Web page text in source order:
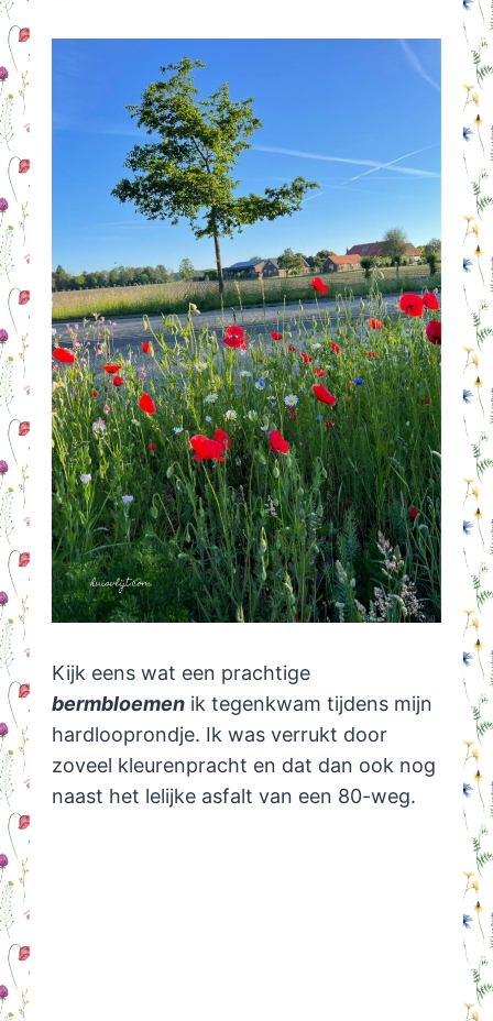
Kijk eens wat een prachtige
bermbloemenik tegenkwam tijdens mijn
hardlooprondje. Ik was verrukt door
zoveel kleurenpracht en dat dan ook nog
naast het lelijke asfalt van een 80-weg.